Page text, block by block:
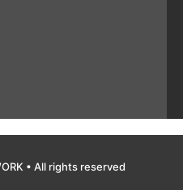
• All rights reserved